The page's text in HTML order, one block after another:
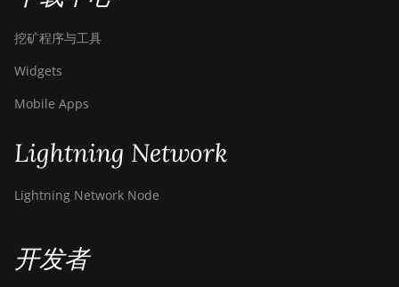
挖矿程序与工具
Widgets
Mobile Apps
Lightning Network
Lightning Network Node
开发者